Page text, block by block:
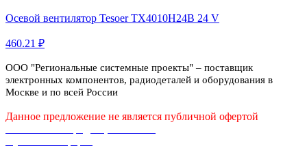
Осевой вентилятор Tesoer TX4010H24B 24 V
460.21 ₽
ООО "Региональные системные проекты" – поставщик
электронных компонентов, радиодеталей и оборудования в
Москве и по всей России
Данное предложение не является публичной офертой